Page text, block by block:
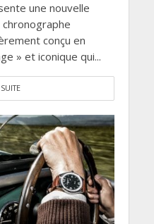
une nouvelle
conçu en
» et iconique qui...